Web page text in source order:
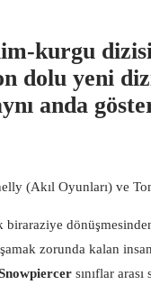
kurgu
dolu yeni
anda
(Akıl Oyunları) ve
biraraziye
zorunda kalan
sınıflar